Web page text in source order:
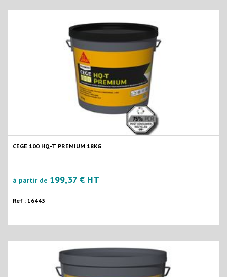
CEGE 100 HQ-T PREMIUM 18KG
à partir de 199,37 € HT
Ref : 16443